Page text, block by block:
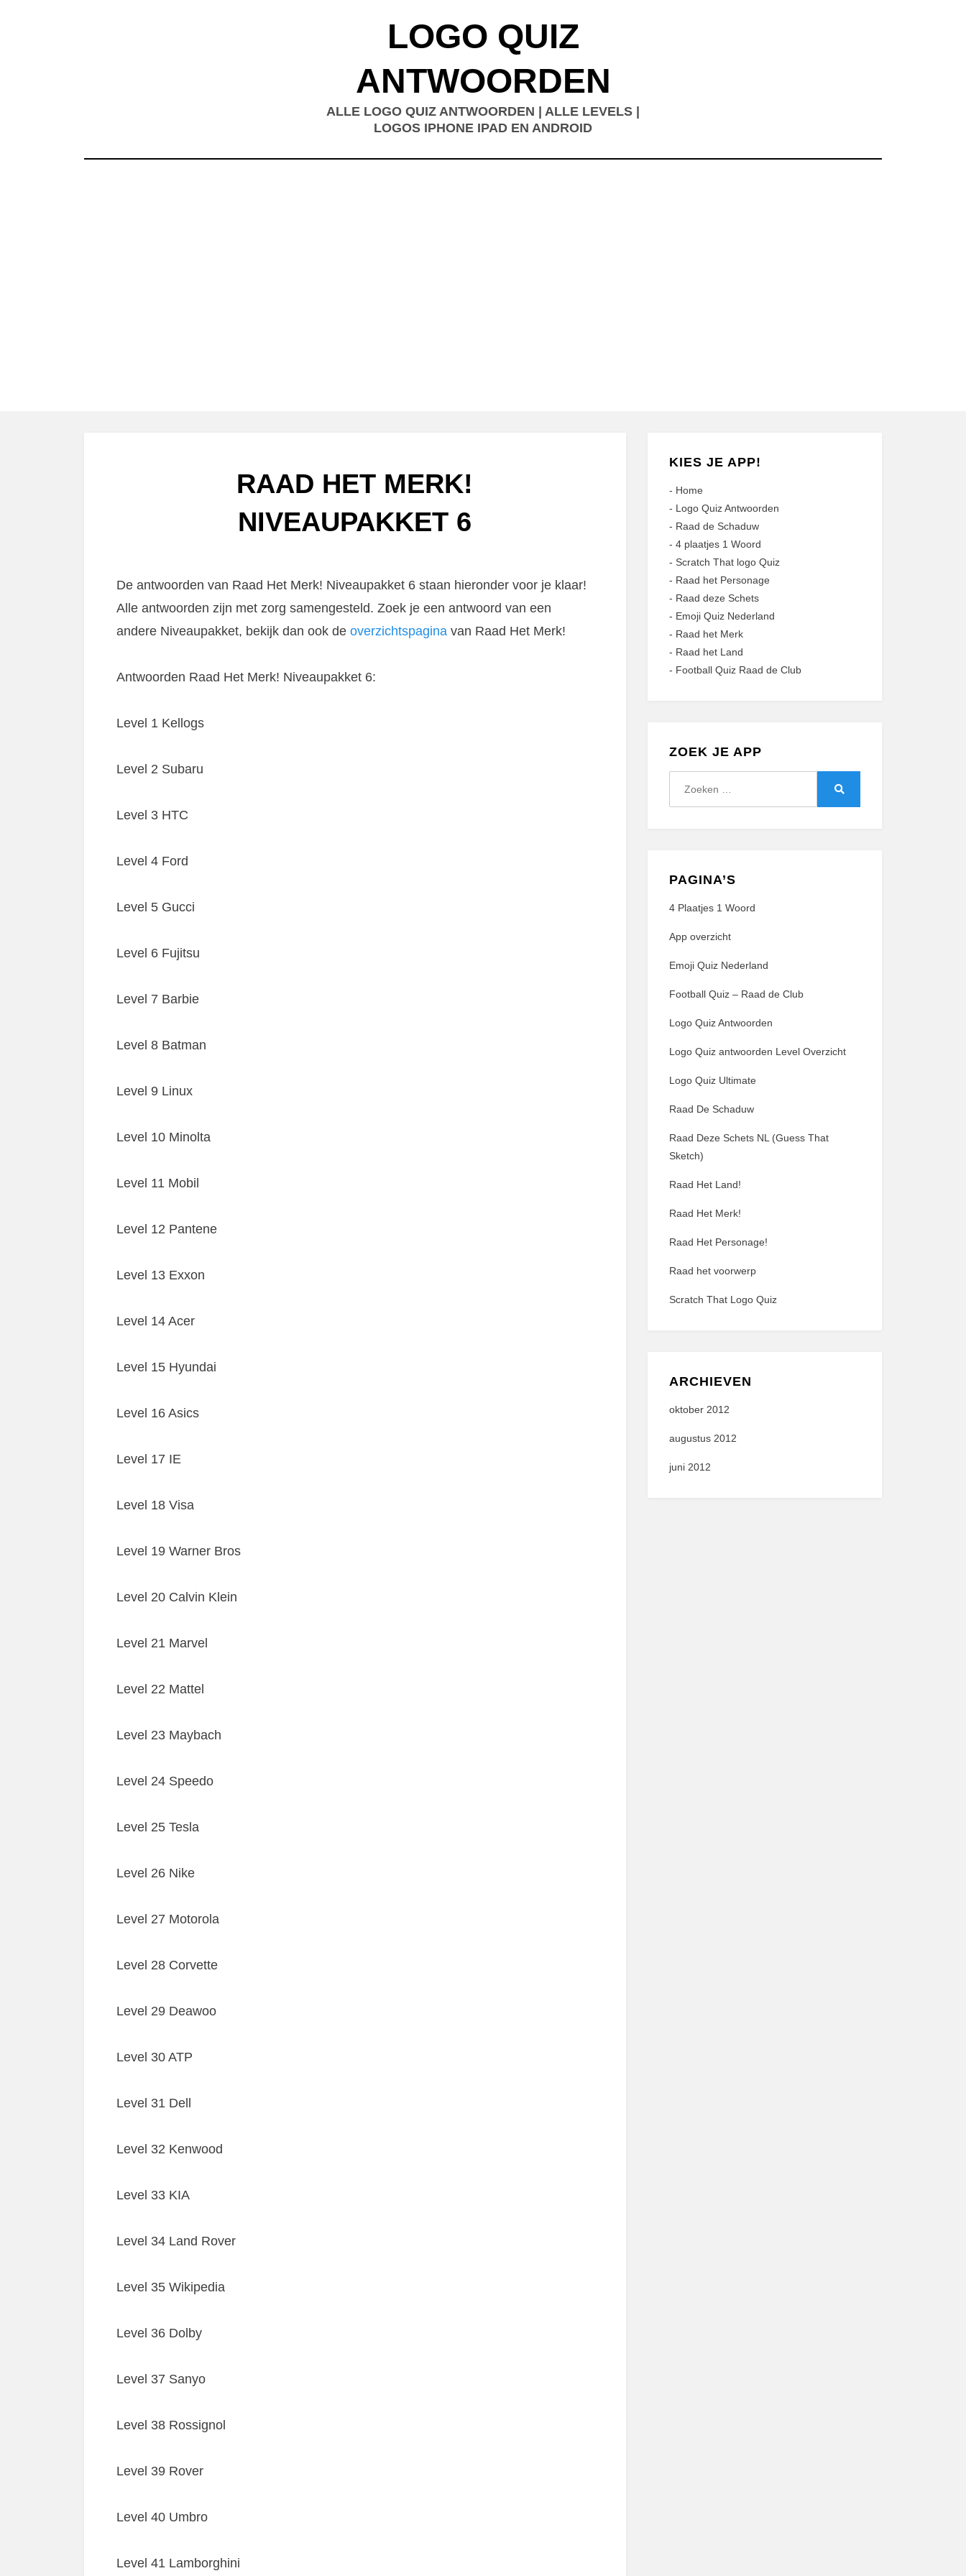
LOGO QUIZ
ANTWOORDEN
ALLE LOGO QUIZ ANTWOORDEN | ALLE LEVELS |
LOGOS IPHONE IPAD EN ANDROID
RAAD HET MERK!
NIVEAUPAKKET 6
De antwoorden van Raad Het Merk! Niveaupakket 6 staan hieronder voor je klaar!
Alle antwoorden zijn met zorg samengesteld. Zoek je een antwoord van een
andere Niveaupakket, bekijk dan ook de overzichtspagina van Raad Het Merk!
Antwoorden Raad Het Merk! Niveaupakket 6:
Level 1 Kellogs
Level 2 Subaru
Level 3 HTC
Level 4 Ford
Level 5 Gucci
Level 6 Fujitsu
Level 7 Barbie
Level 8 Batman
Level 9 Linux
Level 10 Minolta
Level 11 Mobil
Level 12 Pantene
Level 13 Exxon
Level 14 Acer
Level 15 Hyundai
Level 16 Asics
Level 17 IE
Level 18 Visa
Level 19 Warner Bros
Level 20 Calvin Klein
Level 21 Marvel
Level 22 Mattel
Level 23 Maybach
Level 24 Speedo
Level 25 Tesla
Level 26 Nike
Level 27 Motorola
Level 28 Corvette
Level 29 Deawoo
Level 30 ATP
Level 31 Dell
Level 32 Kenwood
Level 33 KIA
Level 34 Land Rover
Level 35 Wikipedia
Level 36 Dolby
Level 37 Sanyo
Level 38 Rossignol
Level 39 Rover
Level 40 Umbro
Level 41 Lamborghini
KIES JE APP!
- Home
- Logo Quiz Antwoorden
- Raad de Schaduw
- 4 plaatjes 1 Woord
- Scratch That logo Quiz
- Raad het Personage
- Raad deze Schets
- Emoji Quiz Nederland
- Raad het Merk
- Raad het Land
- Football Quiz Raad de Club
ZOEK JE APP
PAGINA’S
4 Plaatjes 1 Woord
App overzicht
Emoji Quiz Nederland
Football Quiz – Raad de Club
Logo Quiz Antwoorden
Logo Quiz antwoorden Level Overzicht
Logo Quiz Ultimate
Raad De Schaduw
Raad Deze Schets NL (Guess That
Sketch)
Raad Het Land!
Raad Het Merk!
Raad Het Personage!
Raad het voorwerp
Scratch That Logo Quiz
ARCHIEVEN
oktober 2012
augustus 2012
juni 2012